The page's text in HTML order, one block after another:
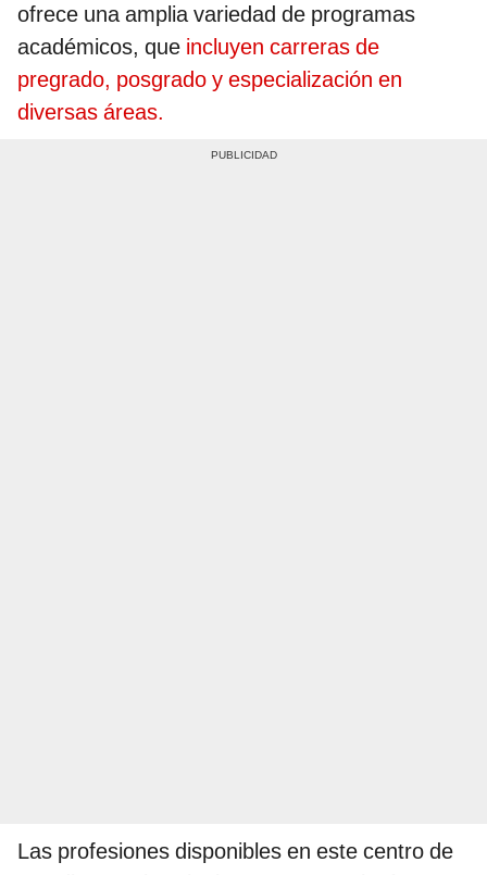
ofrece una amplia variedad de programas
académicos, que incluyen carreras de
pregrado, posgrado y especialización en
diversas áreas.
Las profesiones disponibles en este centro de